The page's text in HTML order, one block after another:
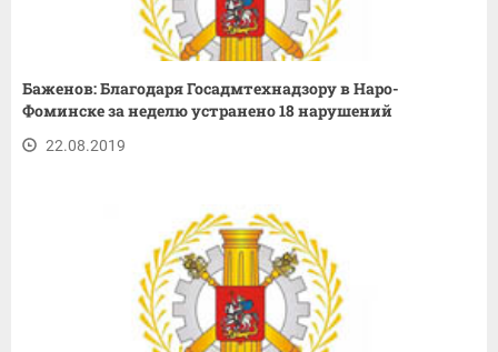
Баженов: Благодаря Госадмтехнадзору в Наро-
Фоминске за неделю устранено 18 нарушений
22.08.2019